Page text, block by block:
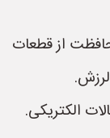
از قطعات
لرزش.
الکتریکی.